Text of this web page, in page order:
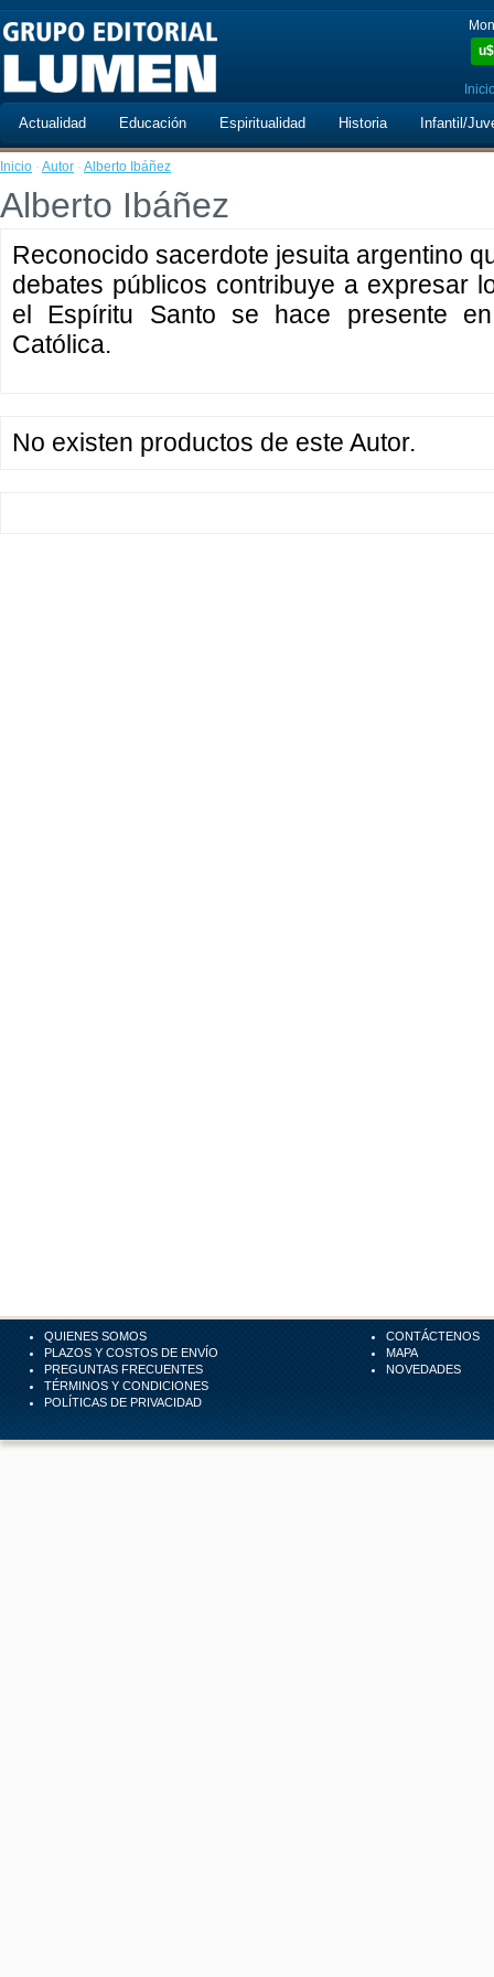
u$
Actualidad Educación Espiritualidad Historia Infantil/
Inicio · Autor · Alberto Ibáñez
Alberto Ibáñez
Reconocido sacerdote jesuita argentino
debates públicos contribuye a expresar
el Espíritu Santo se hace presente
Católica.
No existen productos de este Autor.
QUIENES SOMOS
PLAZOS Y COSTOS DE ENVÍO
PREGUNTAS FRECUENTES
TÉRMINOS Y CONDICIONES
POLÍTICAS DE PRIVACIDAD
CONTÁCTENOS
MAPA
NOVEDADES